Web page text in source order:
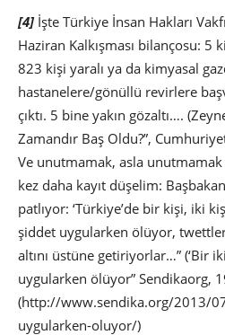
[4]İşte Türkiye İnsan Hakları
Haziran Kalkışması bilançosu: 5
823 kişi yaralı ya da kimyasal
hastanelere/gönüllü revirlere
çıktı. 5 bine yakın gözaltı….
Zamandır Baş Oldu?”,
Ve unutmamak, asla
kez daha kayıt düşelim:
patlıyor: ‘Türkiye’de bir kişi, iki
şiddet uygularken ölüyor,
altını üstüne getiriyorlar…” (‘Bir
uygularken ölüyor” Sendikaorg,
(http://www.sendika.org/2013/
uygularken-oluyor/)